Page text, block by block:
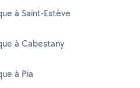
à Saint-Estève
à Cabestany
à Pia